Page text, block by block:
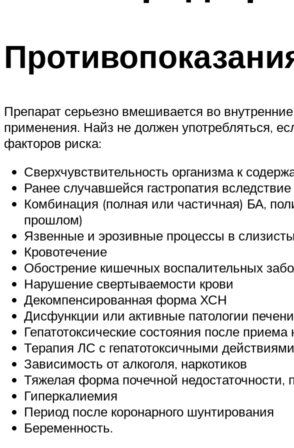
Препарат серьезно вмешивается во
применения. Найз не должен употребляться,
факторов риска:
Сверхчувствительность организма к
Ранее случавшейся гастропатия
Комбинация (полная или частичная) БА,
прошлом)
Язвенные и эрозивные процессы в
Кровотечение
Обострение кишечных воспалительных
Нарушение свертываемости крови
Декомпенсированная форма ХСН
Дисфункции или активные патологии печени
Гепатотоксические состояния после
Терапия ЛС с гепатотоксичными действиями
Зависимость от алкоголя, наркотиков
Тяжелая форма почечной недостаточности,
Гиперкалиемия
Период после коронарного шунтирования
Беременность.